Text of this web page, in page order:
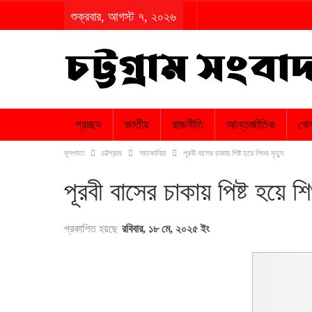
শুক্রবার, আগস্ট ৭, ২০২৬
প্রচ্ছদ জাতীয় রাজনীতি আন্তর্জাতিক
মূলপাতা চট্টগ্রাম সাতকানিয়া পূরবী বাসের চাকায় পিষ্ট হয়ে শিশুর মৃত্যু
পূরবী বাসের চাকায় পিষ্ট হয়ে
প্রকাশিত হয়ছে রবিবার, ১৮ মে, ২০২৫ ইং